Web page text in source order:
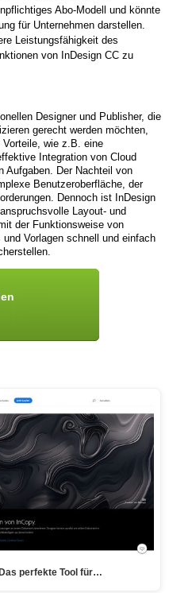
Abo-Modell und könnte
für Unternehmen darstellen.
Leistungsfähigkeit des
von InDesign CC zu
Designer und Publisher, die
gerecht werden möchten,
wie z.B. eine
Integration von Cloud
Aufgaben. Der Nachteil von
Benutzeroberfläche, der
Dennoch ist InDesign
Layout- und
der Funktionsweise von
Vorlagen schnell und einfach
perfekte Tool für…